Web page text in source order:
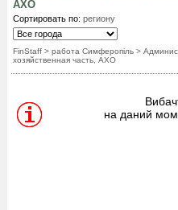
АХО
Сортировать по: региону
FinStaff > работа Симферопіль >
хозяйственная часть, АХО
на даний